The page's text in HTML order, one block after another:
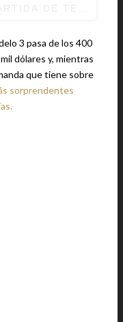
3 pasa de los 400
dólares y, mientras
que tiene sobre
sorprendentes